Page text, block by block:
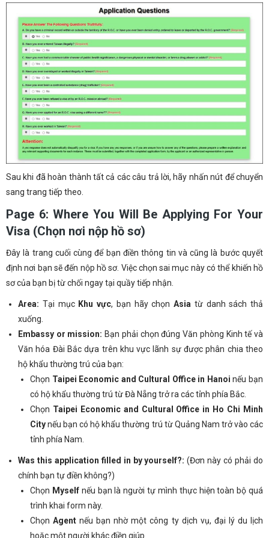
Sau khi đã hoàn thành tất cả các câu trả lời, hãy nhấn nút để chuyển
sang trang tiếp theo.
Page 6: Where You Will Be Applying For Your
Visa (Chọn nơi nộp hồ sơ)
Đây là trang cuối cùng để bạn điền thông tin và cũng là bước quyết
định nơi bạn sẽ đến nộp hồ sơ. Việc chọn sai mục này có thể khiến hồ
sơ của bạn bị từ chối ngay tại quầy tiếp nhận.
Area: Tại mụcKhu vực, bạn hãy chọn Asia từ danh sách thả
xuống.
Embassy or mission: Bạn phải chọn đúng Văn phòng Kinh tế và
Văn hóa Đài Bắc dựa trên khu vực lãnh sự được phân chia theo
hộ khẩu thường trú của bạn:
Chọn Taipei Economic and Cultural Office in Hanoinếu bạn
có hộ khẩu thường trú từ Đà Nẵng trở ra các tỉnh phía Bắc.
Chọn Taipei Economic and Cultural Office in Ho Chi Minh
Citynếu bạn có hộ khẩu thường trú từ Quảng Nam trở vào các
tỉnh phía Nam.
Was this application filled in by yourself?:(Đơn này có phải do
chính bạn tự điền không?)
Chọn Myselfnếu bạn là người tự mình thực hiện toàn bộ quá
trình khai form này.
ChọnAgent nếu bạn nhờ một công ty dịch vụ, đại lý du lịch
hoặc một người khác điền giúp.